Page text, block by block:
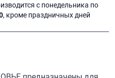
с понедельника по
, кроме праздничных дней